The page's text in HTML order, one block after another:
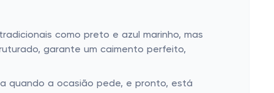
como preto e azul marinho, mas
garante um caimento perfeito,
quando a ocasião pede, e pronto, está